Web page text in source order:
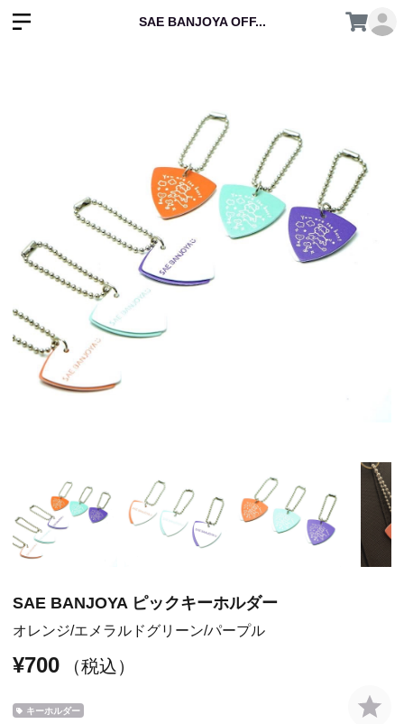
SAE BANJOYA OFF...
SAE BANJOYA ピックキーホルダー
オレンジ エメラルドグリーン パープル
¥700 （税込）
キーホルダー